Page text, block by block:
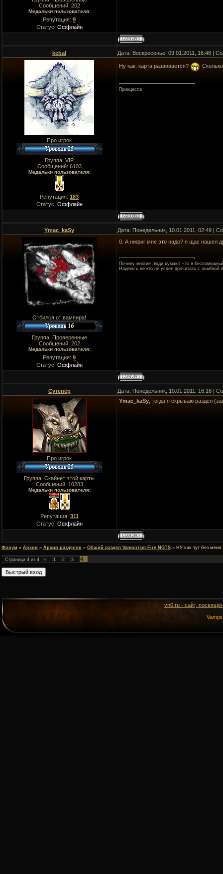
Сообщений: 202
Медальки пользователя:
Репутация: 9
Статус: Оффлайн
kebal Дата: Воскресенье, 09.01.2011, 16:48 |
Про игрок
Группа: VIP
Сообщений: 6103
Медальки пользователя:
Репутация: 183
Статус: Оффлайн
Ну как. карта развивается?
Принцесса
Ymac_kaSy Дата: Понедельник, 10.01.2011, 02:49 |
Отбился от вампира!
Группа: Проверенные
Сообщений: 202
Медальки пользователя:
Репутация: 9
Статус: Оффлайн
0. А нифиг мне это надо? я щас нашел
Почему многие люди думают что я
Надеюсь не кто не успел прочитать с ошибкой
Сутенёр Дата: Понедельник, 10.01.2011, 16:18 |
Про игрок
Группа: Скайнет этой карты
Сообщений: 10283
Медальки пользователя:
Репутация: 311
Статус: Оффлайн
Ymac_kaSy , тогда я скрываю раздел
Форум » Архив » Архив разделов » Общий раздел Vampirism Fire NGTS » НУ как тут без меня
Страница 4 из 4 « 1 2 3 4
vn0.ru - сайт,